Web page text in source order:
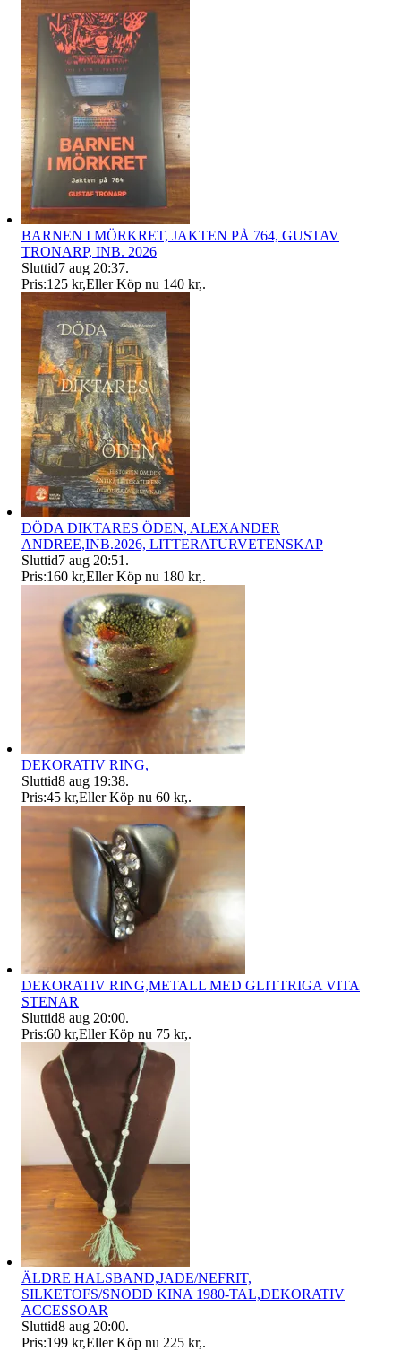
BARNEN I MÖRKRET, JAKTEN PÅ 764, GUSTAV
TRONARP, INB. 2026
Sluttid7 aug 20:37.
Pris:125 kr,Eller Köp nu 140 kr,.
DÖDA DIKTARES ÖDEN, ALEXANDER
ANDREE,INB.2026, LITTERATURVETENSKAP
Sluttid7 aug 20:51 .
Pris:160 kr,Eller Köp nu 180 kr,.
DEKORATIV RING,
Sluttid8 aug 19:38.
Pris:45 kr,Eller Köp nu 60 kr,.
DEKORATIV RING,METALL MED GLITTRIGA VITA
STENAR
Sluttid8 aug 20:00.
Pris:60 kr,Eller Köp nu 75 kr,.
ÄLDRE HALSBAND,JADE/NEFRIT,
SILKETOFS/SNODD KINA 1980-TAL,DEKORATIV
ACCESSOAR
Sluttid8 aug 20:00.
Pris:199 kr,Eller Köp nu 225 kr,.